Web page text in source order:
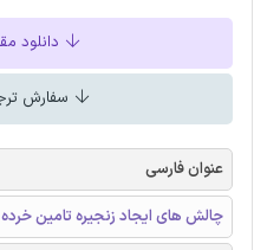
دانلود
سفارش
عنوان فارسی
چالش های ایجاد زنجیره تامین